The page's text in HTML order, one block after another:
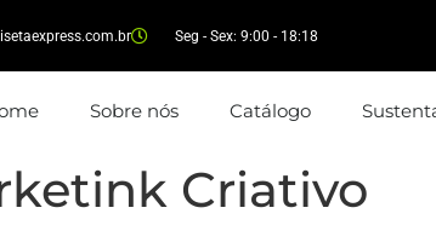
Seg - Sex: 9:00 - 18:18
Sobre nós Catálogo
Criativo